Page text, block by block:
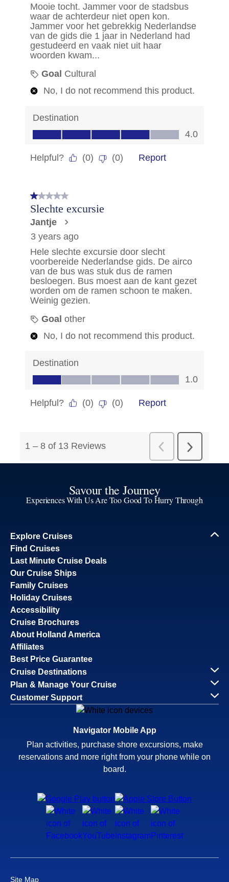
Savour the Journey
Experiences With Us Are Too Good To Hurry Through
Explore Cruises
Find Cruises
Last Minute Cruise Deals
Our Cruise Ships
Family Cruises
Holiday Cruises
Accessibility
Cruise Brochures
About Holland America
Affiliates
Best Price Guarantee
Cruise Destinations
Plan & Manage Your Cruise
Customer Support
Navigator Mobile App
Plan activities, purchase shore excursions, make
reservations and more right from your phone while on
board.
Site Map